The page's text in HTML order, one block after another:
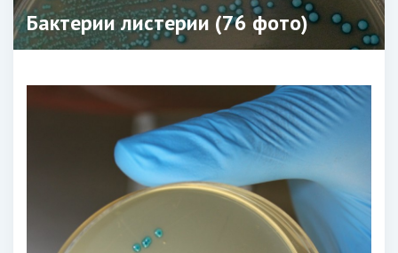
Бактерии листерии (76 фото)